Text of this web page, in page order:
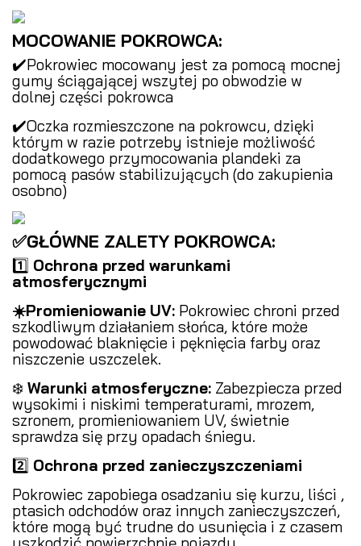
MOCOWANIE POKROWCA:
✔️Pokrowiec mocowany jest za pomocą mocnej
gumy ściągającej wszytej po obwodzie w
dolnej części pokrowca
✔️Oczka rozmieszczone na pokrowcu, dzięki
którym w razie potrzeby istnieje możliwość
dodatkowego przymocowania plandeki za
pomocą pasów stabilizujących (do zakupienia
osobno)
✅GŁÓWNE ZALETY POKROWCA:
1️⃣ Ochrona przed warunkami
atmosferycznymi
☀️Promieniowanie UV: Pokrowiec chroni przed
szkodliwym działaniem słońca, które może
powodować blaknięcie i pęknięcia farby oraz
niszczenie uszczelek.
❄️ Warunki atmosferyczne: Zabezpiecza przed
wysokimi i niskimi temperaturami, mrozem,
szronem, promieniowaniem UV, świetnie
sprawdza się przy opadach śniegu.
2️⃣ Ochrona przed zanieczyszczeniami
Pokrowiec zapobiega osadzaniu się kurzu, liści ,
ptasich odchodów oraz innych zanieczyszczeń,
które mogą być trudne do usunięcia i z czasem